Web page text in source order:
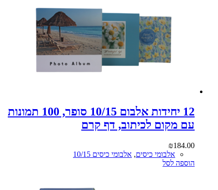
12 יחידות אלבום 10/15 סופר, 100 תמונות
עם מקום לכיתוב, דף קרם
₪184.00
אלבומי כיסים, אלבומי כיסים 10/15
הוספה לסל